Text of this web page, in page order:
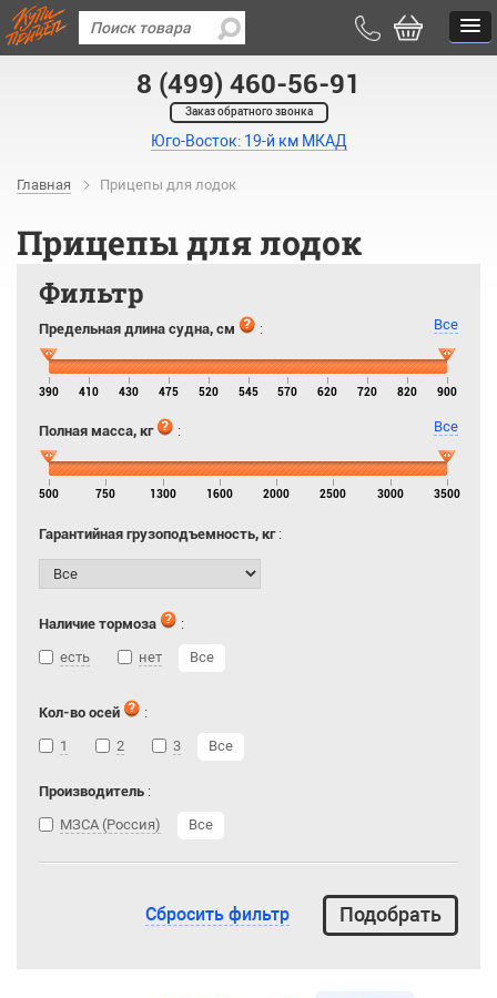
8 (499) 460-56-91
Заказ обратного звонка
Юго-Восток: 19-й км МКАД
Главная Прицепы для лодок
Прицепы для лодок
Фильтр
Предельная длина судна, см : Все
390 410 430 475 520 545 570 620 720 820 900
Полная масса, кг : Все
500 750 1300 1600 2000 2500 3000 3500
Гарантийная грузоподъемность, кг:
Наличие тормоза
:
есть
нет Все
Кол-во осей
:
1
2 3 Все
Производитель :
МЗСА (Россия)
Все
Сбросить фильтр